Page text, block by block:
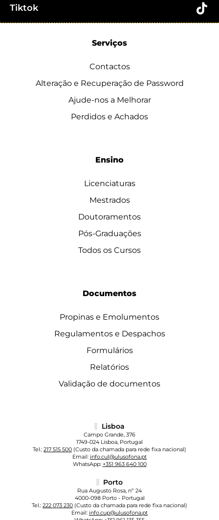
Tiktok
Serviços
Contactos
Alteração e Recuperação de Password
Ajude-nos a Melhorar
Perdidos e Achados
Ensino
Licenciaturas
Mestrados
Doutoramentos
Pós-Graduações
Todos os Cursos
Documentos
Propinas e Emolumentos
Regulamentos e Despachos
Formulários
Relatórios
Validação de documentos
Lisboa
Campo Grande, 376
1749-024 Lisboa, Portugal
Tel.: 217 515 500 (Custo da chamada para rede fixa nacional)
Email: info.cul@ulusofona.pt
WhatsApp: +351 963 640 100
Porto
Rua Augusto Rosa, nº 24
4000-098 Porto - Portugal
Tel.: 222 073 230 (Custo da chamada para rede fixa nacional)
Email: info.cup@ulusofona.pt